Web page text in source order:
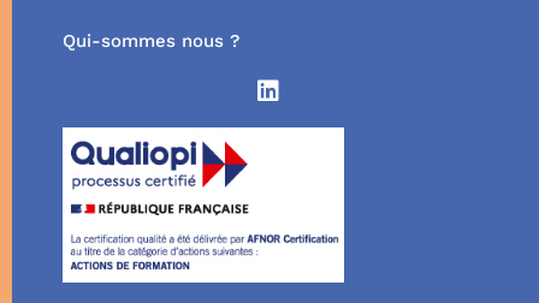
Qui-sommes nous ?